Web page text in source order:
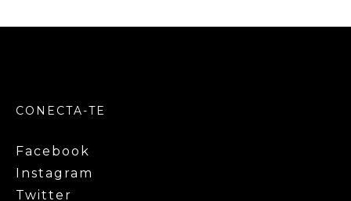
CONECTA-TE
Facebook
Instagram
Twitter